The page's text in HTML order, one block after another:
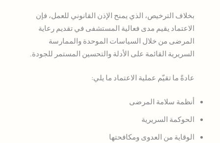
بخلاف الترخيص، الذي يمنح الإذن القانوني للعمل، فإن
الاعتماد يقيم مدى فعالية المستشفى في تقديم رعاية
المرضى من خلال السياسات الموحدة والممارسة
السريرية القائمة على الأدلة والتحسين المستمر للجودة.
عادةً ما تقيّم عملية الاعتماد ما يلي:
أنظمة سلامة المرضى
الحوكمة السريرية
الوقاية من العدوى ومكافحتها